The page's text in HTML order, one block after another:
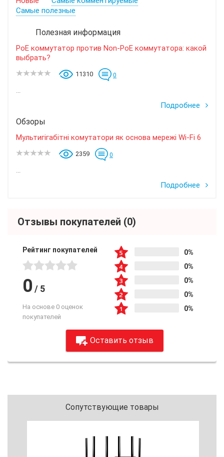
Самые полезные
Полезная информация
PoE коммутатор против Non-PoE коммутатора: какой
выбрать?
11310 0
...
Подробнее
Обзоры
Мультигігабітні комутатори як основа мережі Wi-Fi 6
2359 0
...
Подробнее
Отзывы покупателей (0)
Рейтинг покупателей
0 / 5
На основе 0 оценок
покупателей
0%
0%
0%
0%
0%
Оставить отзыв
Сопутствующие товары